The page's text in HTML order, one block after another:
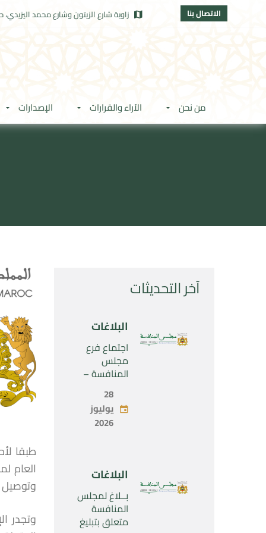
الاتصال بنا زاوية شارع الزيتون وشارع محمد اليزيدي،
من نحن الآراء والقرارات الإصدارات
آخر التحديثات
البلاغات
اجتماع فرع
مجلس
المنافسة –
2026
28
يوليوز
2026
البلاغات
بــلاغ لمجلس
المنافسة
متعلق بتبليغ
العام